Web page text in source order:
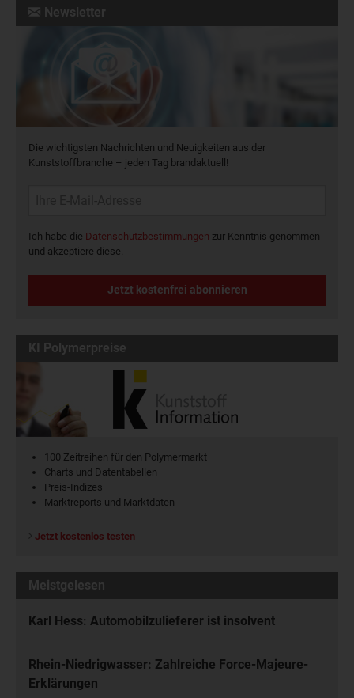
Newsletter
Die wichtigsten Nachrichten und Neuigkeiten aus der
Kunststoffbranche – jeden Tag brandaktuell!
Ich habe die Datenschutzbestimmungen zur Kenntnis genommen
und akzeptiere diese.
Jetzt kostenfrei abonnieren
KI Polymerpreise
100 Zeitreihen für den Polymermarkt
Charts und Datentabellen
Preis-Indizes
Marktreports und Marktdaten
Jetzt kostenlos testen
Meistgelesen
Karl Hess: Automobilzulieferer ist insolvent
Rhein-Niedrigwasser: Zahlreiche Force-Majeure-
Erklärungen